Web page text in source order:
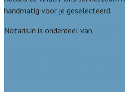
handmatig voor je geselecteerd.
Notaris.in is onderdeel van